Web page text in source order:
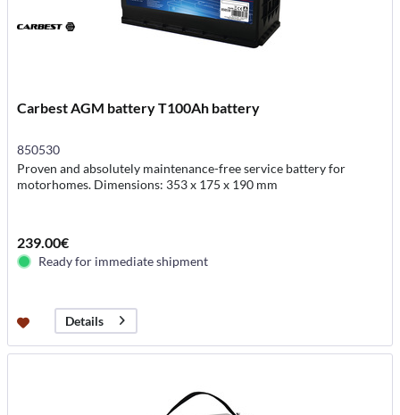
Carbest AGM battery T100Ah battery
850530
Proven and absolutely maintenance-free service battery for
motorhomes. Dimensions: 353 x 175 x 190 mm
239.00€
Ready for immediate shipment
Details